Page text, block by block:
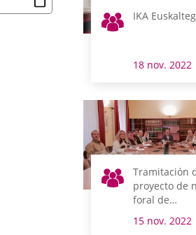
IKA
18 nov. 2022
Tramitación
proyecto de
foral de
Territorio
15 nov. 2022